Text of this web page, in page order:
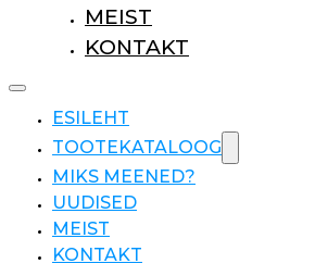
MEIST
KONTAKT
ESILEHT
TOOTEKATALOOG
MIKS MEENED?
UUDISED
MEIST
KONTAKT